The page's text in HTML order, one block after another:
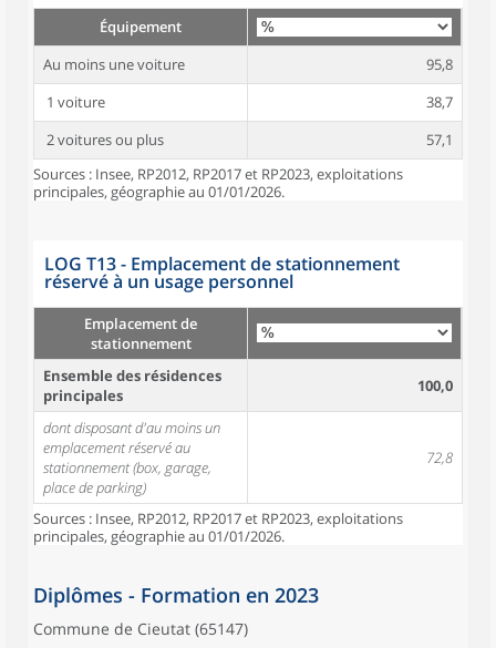
Équipement
Au moins une voiture
95,8
1 voiture
38,7
2 voitures ou plus
57,1
Sources : Insee, RP2012, RP2017 et RP2023, exploitations
principales, géographie au 01/01/2026.
LOG T13 - Emplacement de stationnement
réservé à un usage personnel
Emplacement de
stationnement
Ensemble des résidences
principales
100,0
dont disposant d'au moins un
emplacement réservé au
stationnement (box, garage,
place de parking)
72,8
Sources : Insee, RP2012, RP2017 et RP2023, exploitations
principales, géographie au 01/01/2026.
Diplômes - Formation en 2023
Commune de Cieutat (65147)